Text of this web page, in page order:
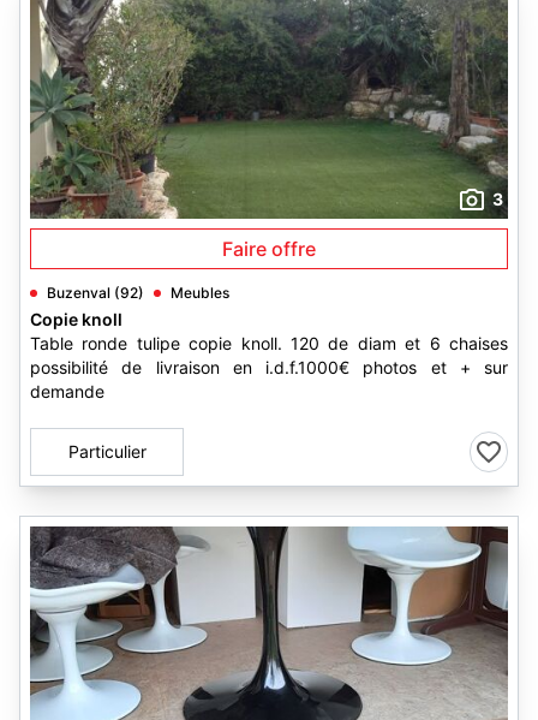
3
Faire offre
Buzenval (92) Meubles
Copie knoll
Table ronde tulipe copie knoll. 120 de diam et 6 chaises
possibilité de livraison en i.d.f.1000€ photos et + sur
demande
Particulier